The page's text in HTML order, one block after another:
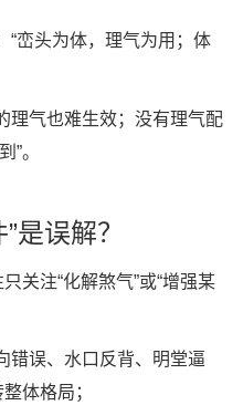
“峦头为体，理气为用；体
理气也难生效；没有理气配
”。
是误解？
关注“化解煞气”或“增强某
错误、水口反背、明堂逼
体格局；